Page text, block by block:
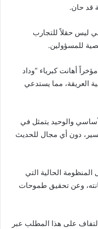
قد حان.
ليس حقلاً للتجارب
للمسؤولين.
أهانت كبرياء “وداد
العريقة، مما يستدعي
والوحيد يتمثل في
دون أي مجال للحديث
المنظومة الحالية التي
وعن تحقيق طموحات
على هذا المطلب عبر